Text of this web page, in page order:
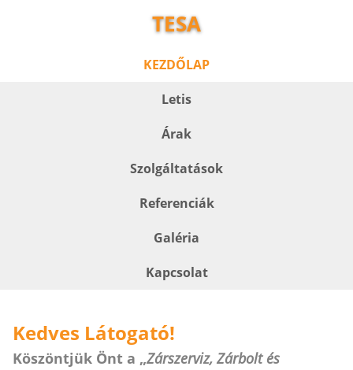
TESA
KEZDŐLAP
Letis
Árak
Szolgáltatások
Referenciák
Galéria
Kapcsolat
Kedves Látogató!
Köszöntjük Önt a „Zárszerviz, Zárbolt és